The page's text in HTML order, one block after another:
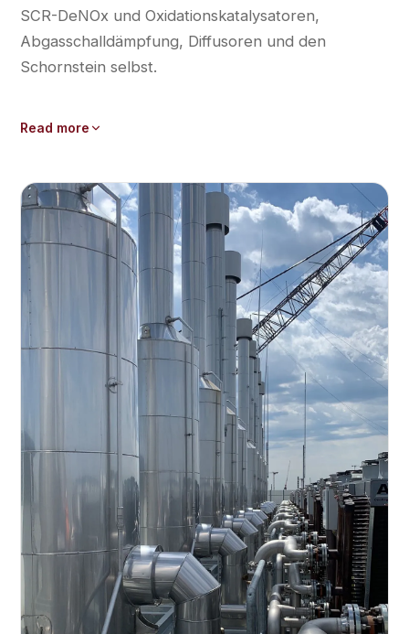
SCR-DeNOx und Oxidationskatalysatoren,
Abgasschalldämpfung, Diffusoren und den
Schornstein selbst.
Read more